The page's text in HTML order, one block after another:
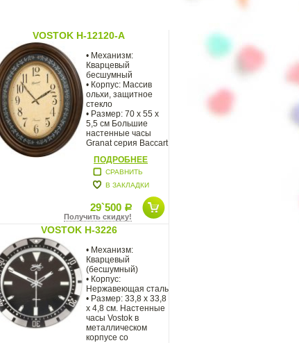
VOSTOK H-12120-A
• Механизм:
Кварцевый
бесшумный
• Корпус: Массив
ольхи, защитное
стекло
• Размер: 70 х 55 х
5,5 см Большие
настенные часы
Granat серия Baccart
ПОДРОБНЕЕ
СРАВНИТЬ
В ЗАКЛАДКИ
29`500 Р
Получить скидку!
VOSTOK H-3226
• Механизм:
Кварцевый
(бесшумный)
• Корпус:
Нержавеющая сталь
• Размер: 33,8 х 33,8
х 4,8 см. Настенные
часы Vostok в
металлическом
корпусе со